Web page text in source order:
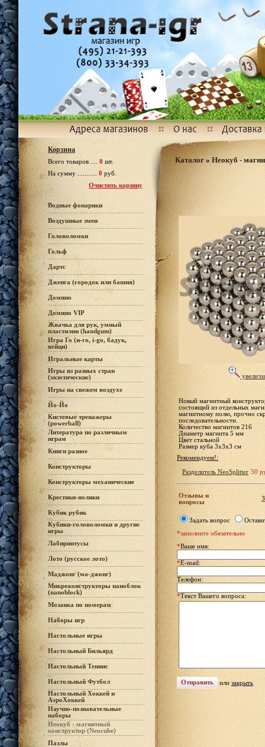
Корзина
Всего товаров .... 0 шт.
На сумму ........... 0 руб.
Очистить корзину
Водные фонарики
Воздушные змеи
Головоломки
Гольф
Дартс
Дженга (городок или башня)
Домино
Домино VIP
Жвачка для рук, умный
пластилин (handgum)
Игра Го (и-го, i-go, бадук,
вейци)
Игральные карты
Игры из разных стран
(экзотические)
Игры на свежем воздухе
Йо-Йо
Кистевые тренажеры
(powerball)
Литература по различным
играм
Книги разное
Конструкторы
Конструкторы механические
Крестики-нолики
Кубик рубик
Кубики-головоломки и другие
игры
Лабиринтусы
Лото (русское лото)
Маджонг (ма-джонг)
Микроконструкторы наноблок
(nanoblock)
Мозаика по номерам
Наборы игр
Настольные игры
Настольный Бильярд
Настольный Теннис
Настольный Футбол
Настольный Хоккей и
АэроХоккей
Научно-познавательные
наборы
Неокуб - магнитный
конструктор (Neocube)
Пазлы
Каталог»Неокуб -
Новый магнитный
состоящий из отдельных
магнитному полю, прочно
последовательности.
Количество магнитов 216
Диаметр магнита 5 мм
Цвет стальной
Размер куба 3х3х3 см
Рекомендуем!:
Разделитель NeoSplitter 50
Отзывы и
вопросы
Задать вопрос
*заполните обязательно
*Ваше имя:
*E-mail:
Телефон:
*Текст Вашего вопроса:
или закрыть